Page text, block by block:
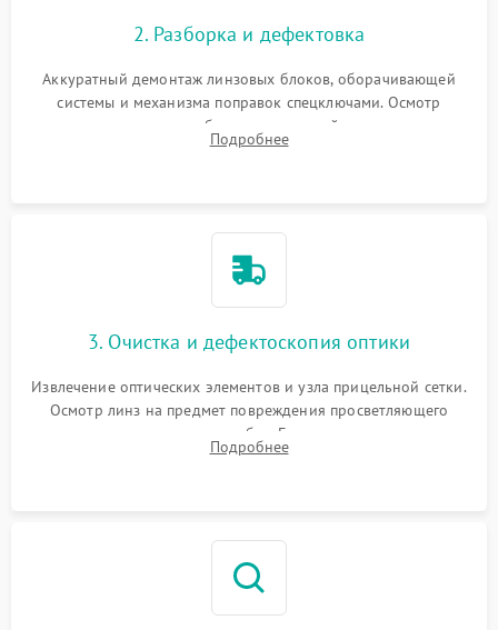
2. Разборка и дефектовка
Аккуратный демонтаж линзовых блоков, оборачивающей
системы и механизма поправок спецключами. Осмотр
внутренних резьбовых соединений, пружин и
уплотнительных колец. Поиск причин люфта, смещения
Подробнее
3. Очистка и дефектоскопия оптики
Извлечение оптических элементов и узла прицельной сетки.
Осмотр линз на предмет повреждения просветляющего
покрытия или появления грибка. Бережная очистка стекол
спецрастворами. Проверка целостности гравированной
Подробнее